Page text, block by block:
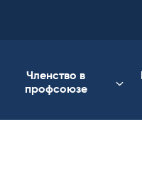
Членство в
профсоюзе
your